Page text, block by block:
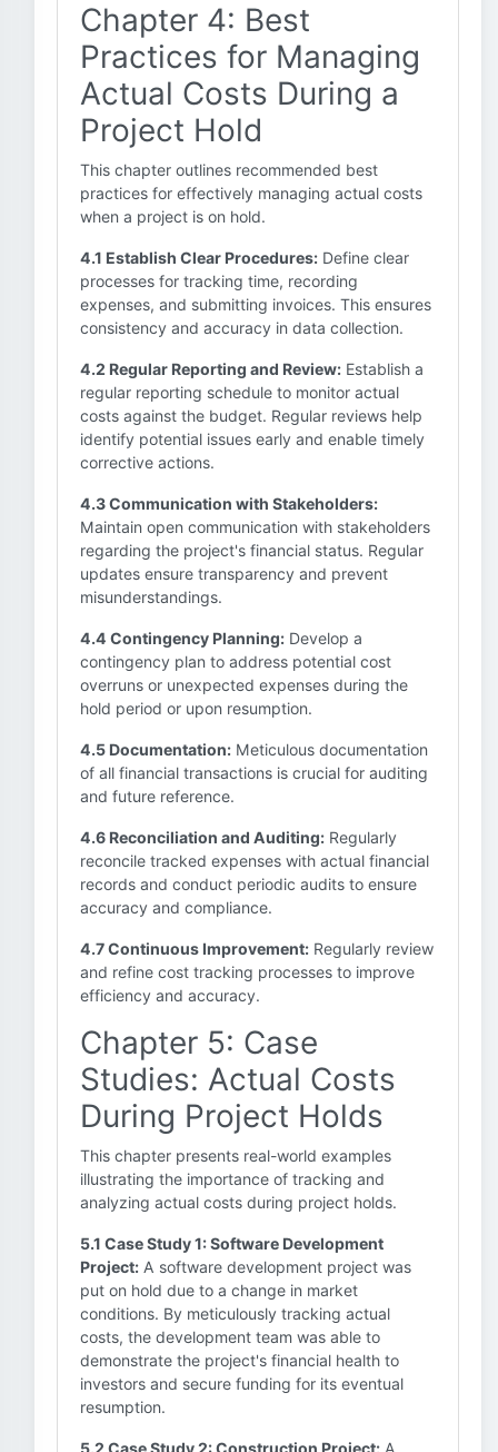
Chapter 4: Best
Practices for Managing
Actual Costs During a
Project Hold
This chapter outlines recommended best
practices for effectively managing actual costs
when a project is on hold.
4.1 Establish Clear Procedures: Define clear
processes for tracking time, recording
expenses, and submitting invoices. This ensures
consistency and accuracy in data collection.
4.2 Regular Reporting and Review: Establish a
regular reporting schedule to monitor actual
costs against the budget. Regular reviews help
identify potential issues early and enable timely
corrective actions.
4.3 Communication with Stakeholders:
Maintain open communication with stakeholders
regarding the project's financial status. Regular
updates ensure transparency and prevent
misunderstandings.
4.4 Contingency Planning: Develop a
contingency plan to address potential cost
overruns or unexpected expenses during the
hold period or upon resumption.
4.5 Documentation: Meticulous documentation
of all financial transactions is crucial for auditing
and future reference.
4.6 Reconciliation and Auditing: Regularly
reconcile tracked expenses with actual financial
records and conduct periodic audits to ensure
accuracy and compliance.
4.7 Continuous Improvement: Regularly review
and refine cost tracking processes to improve
efficiency and accuracy.
Chapter 5: Case
Studies: Actual Costs
During Project Holds
This chapter presents real-world examples
illustrating the importance of tracking and
analyzing actual costs during project holds.
5.1 Case Study 1: Software Development
Project: A software development project was
put on hold due to a change in market
conditions. By meticulously tracking actual
costs, the development team was able to
demonstrate the project's financial health to
investors and secure funding for its eventual
resumption.
5.2 Case Study 2: Construction Project: A